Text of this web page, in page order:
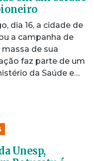
dia 16, a cidade de
a campanha de
de sua
faz parte de um
da Saúde e…
Unesp,